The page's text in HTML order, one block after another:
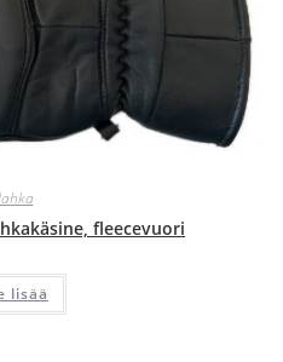
fleecevuori
lisää